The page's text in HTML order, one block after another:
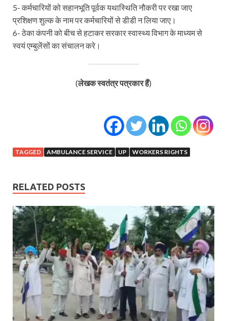
5- कर्मचारियों को सहानभूति पूर्वक यथास्थिति नौकरी पर रखा जाए
प्रशिक्षण शुल्क के नाम पर कर्मचारियों से डीडी न लिया जाए।
6- ठेका कंपनी को बीच से हटाकर सरकार स्वास्थ्य विभाग के माध्यम से
स्वयं एम्बुलेंसों का संचालन करे।
(लेखक स्वतंत्र पत्रकार हैं)
TAGGED AMBULANCE SERVICE UP WORKERS RIGHTS
RELATED POSTS